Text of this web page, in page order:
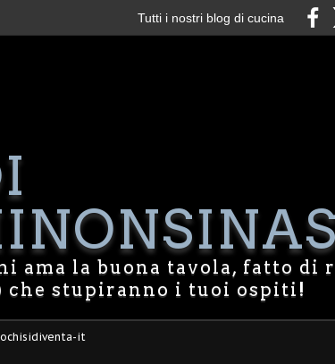
Tutti i nostri blog di cucina
ama la buona tavola, fatto
che stupiranno i tuoi ospiti!
it